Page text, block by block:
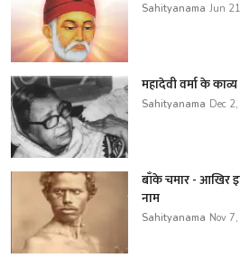
Sahityanama Jun
महादेवी वर्मा के
Sahityanama Dec
बाँके चमार - आखिर
नाम
Sahityanama Nov